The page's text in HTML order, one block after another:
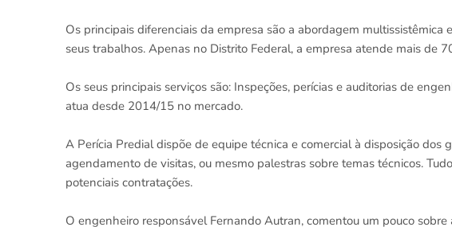
Os principais diferenciais da empresa são a abordagem
seus trabalhos. Apenas no Distrito Federal, a empresa atende mais de
Os seus principais serviços são: Inspeções, perícias e auditorias de
atua desde 2014/15 no mercado.
A Perícia Predial dispõe de equipe técnica e comercial à disposição dos
agendamento de visitas, ou mesmo palestras sobre temas técnicos.
potenciais contratações.
O engenheiro responsável Fernando Autran, comentou um pouco